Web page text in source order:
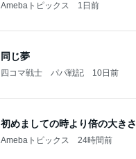
Amebaトピックス 1日前
同じ夢
四コマ戦士 パパ戦記 10日前
初めましての時より倍の大きさ
Amebaトピックス 24時間前